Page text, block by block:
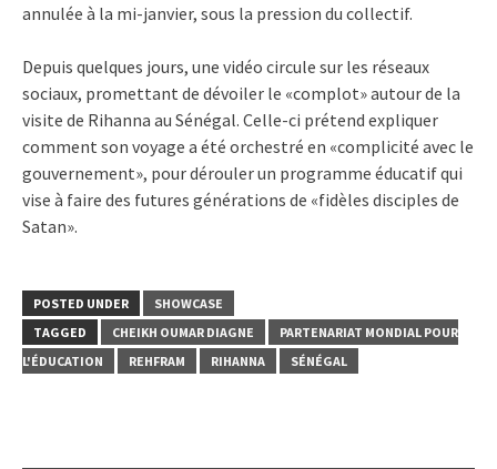
annulée à la mi-janvier, sous la pression du collectif.
Depuis quelques jours, une vidéo circule sur les réseaux
sociaux, promettant de dévoiler le «complot» autour de la
visite de Rihanna au Sénégal. Celle-ci prétend expliquer
comment son voyage a été orchestré en «complicité avec le
gouvernement», pour dérouler un programme éducatif qui
vise à faire des futures générations de «fidèles disciples de
Satan».
POSTED UNDER
SHOWCASE
TAGGED
CHEIKH OUMAR DIAGNE
PARTENARIAT MONDIAL POUR
L'ÉDUCATION
REHFRAM RIHANNA SÉNÉGAL